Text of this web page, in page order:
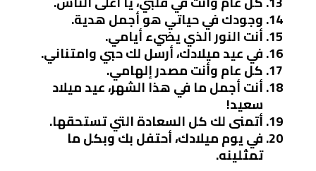
وجودك في حياتي هو أجمل هدية.
أنت النور الذي يضيء أيامي.
في عيد ميلادك، أرسل لك حبي وامتناني.
كل عام وأنت مصدر إلهامي.
أنت أجمل ما في هذا الشهر، عيد ميلاد
سعيد!
أتمنى لك كل السعادة التي تستحقها.
في يوم ميلادك، أحتفل بك وبكل ما
تمثلينه.